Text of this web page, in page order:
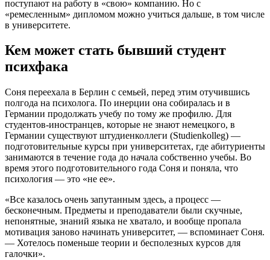
поступают на работу в «свою» компанию. Но с
«ремесленным» дипломом можно учиться дальше, в том числе
в университете.
Кем может стать бывший студент
психфака
Соня переехала в Берлин с семьей, перед этим отучившись
полгода на психолога. По инерции она собиралась и в
Германии продолжать учебу по тому же профилю. Для
студентов-иностранцев, которые не знают немецкого, в
Германии существуют штудиенколлеги (Studienkolleg) —
подготовительные курсы при университетах, где абитуриенты
занимаются в течение года до начала собственно учебы. Во
время этого подготовительного года Соня и поняла, что
психология — это «не ее».
«Все казалось очень запутанным здесь, а процесс —
бесконечным. Предметы и преподаватели были скучные,
непонятные, знаний языка не хватало, и вообще пропала
мотивация заново начинать университет, — вспоминает Соня.
— Хотелось поменьше теории и бесполезных курсов для
галочки».